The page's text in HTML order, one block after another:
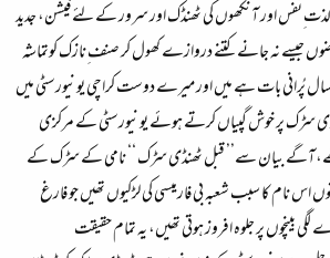
ِنفس اور آنکھوں کی ٹھنڈک اور سرور کے لئے فیشن، جدید
جیسے نہ جانے کتنے دروازے کھول کر صنف ِنازک کوتماشہ
سال پُرانی بات ہے میں اور میرے دوست کراچی یونیورسٹی میں
سڑک پر خوش گپیاں کرتے ہوئے یونیورسٹی کے مرکزی
بیان سے’’ قبل ٹھنڈی سڑک ‘‘ نامی کے سڑک کے
نام کا سبب شعبہ بی فارمیسی کی لڑکیوں تھیں جو فارغ
پر جلوہ افروز ہوتی تھیں، یہ تمام حقیقت